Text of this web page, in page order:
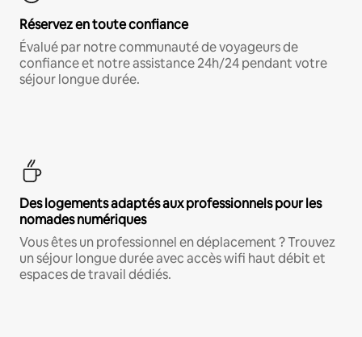
Réservez en toute confiance
Évalué par notre communauté de voyageurs de
confiance et notre assistance 24h/24 pendant votre
séjour longue durée.
Des logements adaptés aux professionnels pour les
nomades numériques
Vous êtes un professionnel en déplacement ? Trouvez
un séjour longue durée avec accès wifi haut débit et
espaces de travail dédiés.